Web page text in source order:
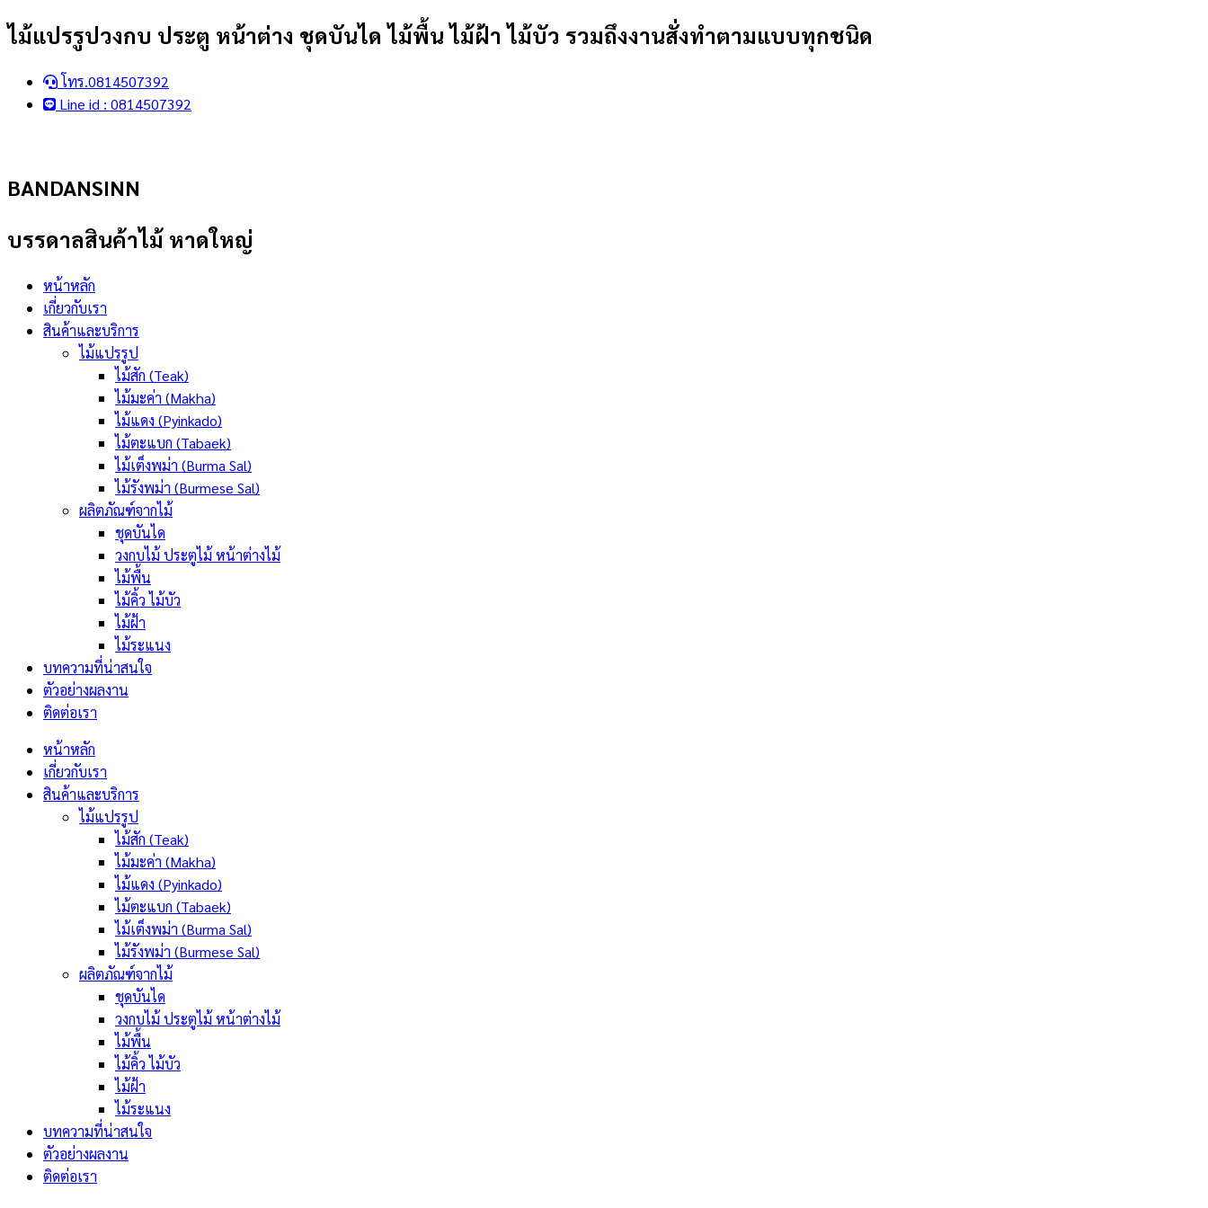
Skip
content
ไม้แปรรูปวงกบ ประตู หน้าต่าง ชุดบันได ไม้พื้น ไม้ฝ้า ไม้บัว รวมถึงงานสั่งทำตามแบบทุกชนิด
โทร.0814507392
Line id : 0814507392
BANDANSINN
บรรดาลสินค้าไม้ หาดใหญ่
หน้าหลัก
เกี่ยวกับเรา
สินค้าและบริการ
ไม้แปรรูป
ไม้สัก (Teak)
ไม้มะค่า (Makha)
ไม้แดง (Pyinkado)
ไม้ตะแบก (Tabaek)
ไม้เต็งพม่า (Burma Sal)
ไม้รังพม่า (Burmese Sal)
ผลิตภัณฑ์จากไม้
ชุดบันได
วงกบไม้ ประตูไม้ หน้าต่างไม้
ไม้พื้น
ไม้คิ้ว ไม้บัว
ไม้ฝ้า
ไม้ระแนง
บทความที่น่าสนใจ
ตัวอย่างผลงาน
ติดต่อเรา
หน้าหลัก
เกี่ยวกับเรา
สินค้าและบริการ
ไม้แปรรูป
ไม้สัก (Teak)
ไม้มะค่า (Makha)
ไม้แดง (Pyinkado)
ไม้ตะแบก (Tabaek)
ไม้เต็งพม่า (Burma Sal)
ไม้รังพม่า (Burmese Sal)
ผลิตภัณฑ์จากไม้
ชุดบันได
วงกบไม้ ประตูไม้ หน้าต่างไม้
ไม้พื้น
ไม้คิ้ว ไม้บัว
ไม้ฝ้า
ไม้ระแนง
บทความที่น่าสนใจ
ตัวอย่างผลงาน
ติดต่อเรา